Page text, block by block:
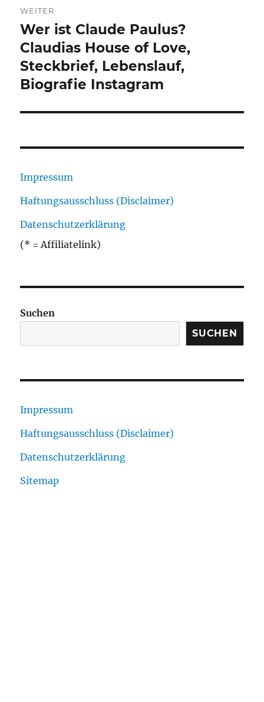
WEITER
Nächster
Beitrag:
Wer ist Claude Paulus?
Claudias House of Love,
Steckbrief, Lebenslauf,
Biografie Instagram
Impressum
Haftungsausschluss (Disclaimer)
Datenschutzerklärung
(* = Affiliatelink)
Suchen
SUCHEN
Impressum
Haftungsausschluss (Disclaimer)
Datenschutzerklärung
Sitemap